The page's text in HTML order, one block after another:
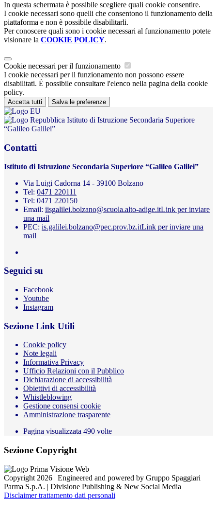
In questa schermata è possibile scegliere quali cookie consentire.
I cookie necessari sono quelli che consentono il funzionamento della
piattaforma e non è possibile disabilitarli.
Per conoscere quali sono i cookie necessari al funzionamento potete
visionare la COOKIE POLICY.
Cookie necessari per il funzionamento
I cookie necessari per il funzionamento non possono essere
disabilitati. È possibile consultare l'elenco nella pagina della cookie
policy.
Accetta tutti Salva le preferenze
Istituto di Istruzione Secondaria Superiore
“Galileo Galilei”
Contatti
Istituto di Istruzione Secondaria Superiore “Galileo Galilei”
Via Luigi Cadorna 14 - 39100 Bolzano
Tel: 0471 220111
Tel: 0471 220150
Email: iisgalilei.bolzano@scuola.alto-adige.itLink per inviare
una mail
PEC: is.galilei.bolzano@pec.prov.bz.itLink per inviare una
mail
Seguici su
Facebook
Youtube
Instagram
Sezione Link Utili
Cookie policy
Note legali
Informativa Privacy
Ufficio Relazioni con il Pubblico
Dichiarazione di accessibilità
Obiettivi di accessibilità
Whistleblowing
Gestione consensi cookie
Amministrazione trasparente
Pagina visualizzata 490 volte
Sezione Copyright
Copyright 2026 | Engineered and powered by Gruppo Spaggiari
Parma S.p.A. | Divisione Publishing & New Social Media
Disclaimer trattamento dati personali